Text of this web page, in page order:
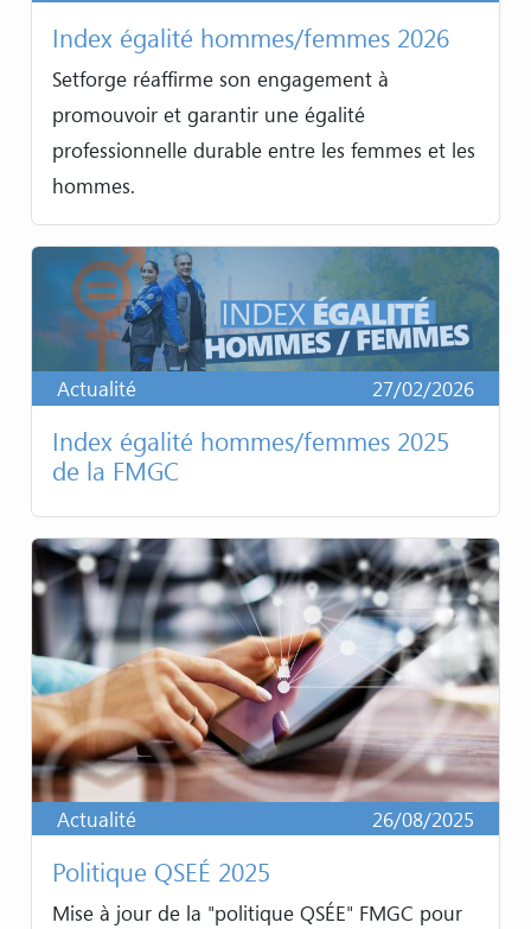
Index égalité hommes/femmes 2026
Setforge réaffirme son engagement à
promouvoir et garantir une égalité
professionnelle durable entre les femmes et les
hommes.
Actualité 27/02/2026
Index égalité hommes/femmes 2025
de la FMGC
Actualité 26/08/2025
Politique QSEÉ 2025
Mise à jour de la "politique QSÉE" FMGC pour